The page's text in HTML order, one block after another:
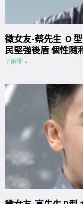
徵女友-蔡先生 O
民堅強後盾 個性隨
了解他 »